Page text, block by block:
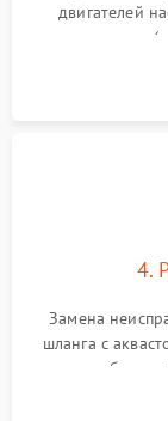
двигателей
прессостата
концевика
4.
Замена
шланга с
патрубках
управления,